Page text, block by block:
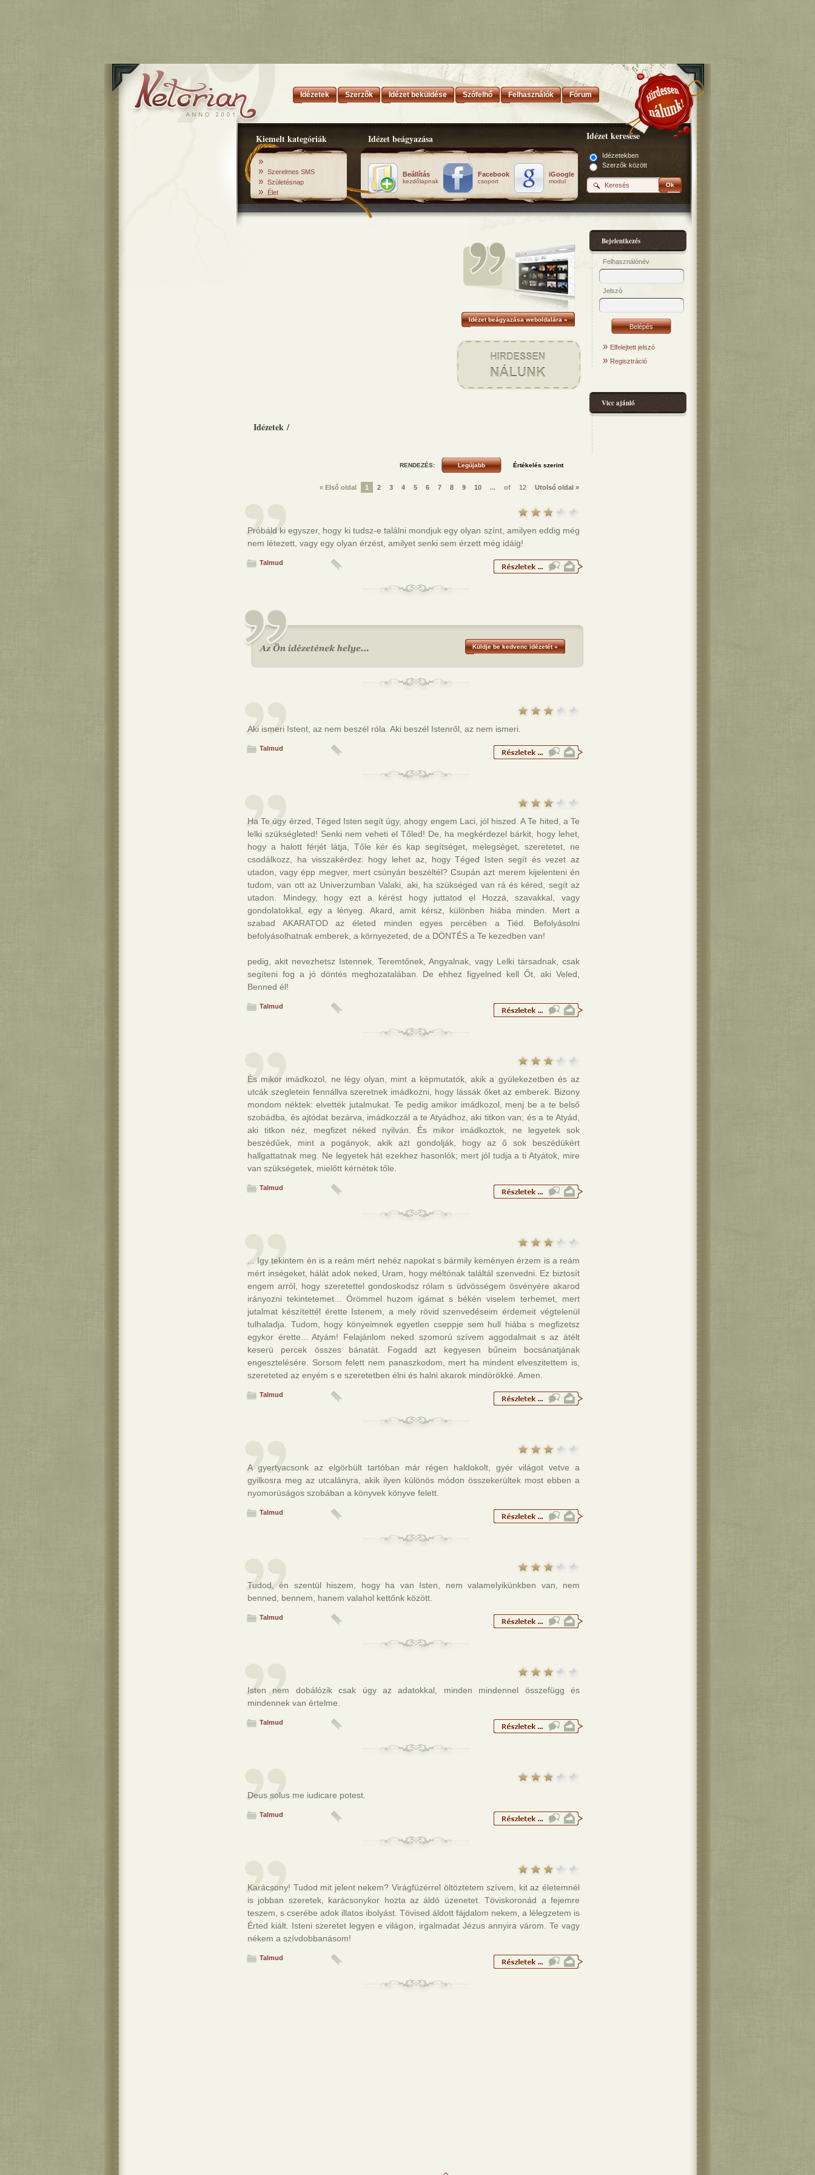
Idézetek Szerzők Idézet beküldése Szófelhő Felhasználók Fórum
Kiemelt kategóriák
»
» Szerelmes SMS
» Születésnap
» Élet
Idézet beágyazása
Beállítás
kezdőlapnak
Facebook
csoport
iGoogle
modul
Idézet keresése
Idézetekben
Szerzők között
Ok
Idézet beágyazása weboldalára »
Idézetek /
RENDEZÉS:
« Első oldal 1 2 3 4 5 6 7 8 9 10 ... of 12 Utolsó oldal »
Próbáld ki egyszer, hogy ki tudsz-e találni mondjuk egy olyan színt, amilyen eddig még
nem létezett, vagy egy olyan érzést, amilyet senki sem érzett még idáig!
Talmud
Küldje be kedvenc idézetét »
Aki ismeri Istent, az nem beszél róla. Aki beszél Istenről, az nem ismeri.
Talmud
Ha Te úgy érzed, Téged Isten segít úgy, ahogy engem Laci, jól hiszed. A Te hited, a Te
lelki szükségleted! Senki nem veheti el Tőled! De, ha megkérdezel bárkit, hogy lehet,
hogy a halott férjét látja, Tőle kér és kap segítséget, melegséget, szeretetet, ne
csodálkozz, ha visszakérdez: hogy lehet az, hogy Téged Isten segít és vezet az
utadon, vagy épp megver, mert csúnyán beszéltél? Csupán azt merem kijelenteni én
tudom, van ott az Univerzumban Valaki, aki, ha szükséged van rá és kéred, segít az
utadon. Mindegy, hogy ezt a kérést hogy juttatod el Hozzá, szavakkal, vagy
gondolatokkal, egy a lényeg. Akard, amit kérsz, különben hiába minden. Mert a
szabad AKARATOD az életed minden egyes percében a Tiéd. Befolyásolni
befolyásolhatnak emberek, a környezeted, de a DÖNTÉS a Te kezedben van!
pedig, akit nevezhetsz Istennek, Teremtőnek, Angyalnak, vagy Lelki társadnak, csak
segíteni fog a jó döntés meghozatalában. De ehhez figyelned kell Őt, aki Veled,
Benned él!
Talmud
És mikor imádkozol, ne légy olyan, mint a képmutatók, akik a gyülekezetben és az
utcák szegletein fennállva szeretnek imádkozni, hogy lássák őket az emberek. Bizony
mondom néktek: elvették jutalmukat. Te pedig amikor imádkozol, menj be a te belső
szobádba, és ajtódat bezárva, imádkozzál a te Atyádhoz, aki titkon van; és a te Atyád,
aki titkon néz, megfizet néked nyilván. És mikor imádkoztok, ne legyetek sok
beszédűek, mint a pogányok, akik azt gondolják, hogy az ő sok beszédükért
hallgattatnak meg. Ne legyetek hát ezekhez hasonlók; mert jól tudja a ti Atyátok, mire
van szükségetek, mielőtt kérnétek tőle.
Talmud
... Igy tekintem én is a reám mért nehéz napokat s bármily keményen érzem is a reám
mért inségeket, hálát adok neked, Uram, hogy méltónak találtál szenvedni. Ez biztosít
engem arról, hogy szeretettel gondoskodsz rólam s üdvösségem ösvényére akarod
irányozni tekintetemet... Örömmel huzom igámat s békén viselem terhemet, mert
jutalmat készítettél érette Istenem, a mely rövid szenvedéseim érdemeit végtelenül
tulhaladja. Tudom, hogy könyeimnek egyetlen cseppje sem hull hiába s megfizetsz
egykor érette... Atyám! Felajánlom neked szomorú szívem aggodalmait s az átélt
keserü percek összes bánatát. Fogadd azt kegyesen bűneim bocsánatjának
engesztelésére. Sorsom felett nem panaszkodom, mert ha mindent elveszitettem is,
szereteted az enyém s e szeretetben élni és halni akarok mindörökké. Amen.
Talmud
A gyertyacsonk az elgörbült tartóban már régen haldokolt, gyér világot vetve a
gyilkosra meg az utcalányra, akik ilyen különös módon összekerültek most ebben a
nyomorúságos szobában a könyvek könyve felett.
Talmud
Tudod, én szentül hiszem, hogy ha van Isten, nem valamelyikünkben van, nem
benned, bennem, hanem valahol kettőnk között.
Talmud
Isten nem dobálózik csak úgy az adatokkal, minden mindennel összefügg és
mindennek van értelme.
Talmud
Deus solus me iudicare potest.
Talmud
Karácsony! Tudod mit jelent nekem? Virágfüzérrel öltöztetem szívem, kit az életemnél
is jobban szeretek, karácsonykor hozta az áldó üzenetet. Töviskoronád a fejemre
teszem, s cserébe adok illatos ibolyást. Tövised áldott fájdalom nekem, a lélegzetem is
Érted kiált. Isteni szeretet legyen e világon, irgalmadat Jézus annyira várom. Te vagy
nékem a szívdobbanásom!
Talmud
Bejelentkezés
Felhasználónév
Jelszó
» Elfelejtett jelszó
» Regisztráció
Vicc ajánló